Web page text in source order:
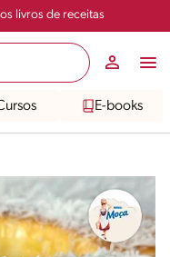
livros de receitas
E-books
Compartilhar